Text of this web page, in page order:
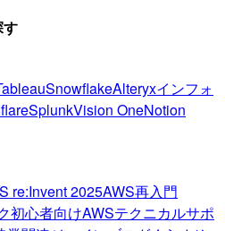
す
SnowflakeAlteryxインフォ
SplunkVision OneNotion
re:Invent 2025AWS再入門
初心者向けAWSテクニカルサポ